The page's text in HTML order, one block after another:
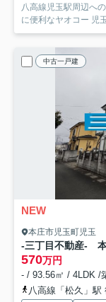
八高線児玉駅周辺へ
に便利なヤオコー 児
中古一戸建
NEW
本庄市児玉町児玉
-三丁目不動産-
570万円
- / 93.56㎡ / 4LDK /
八高線「松久」駅